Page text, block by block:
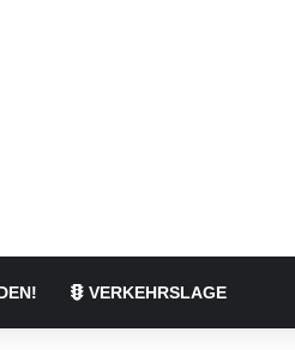
VERKEHRSLAGE